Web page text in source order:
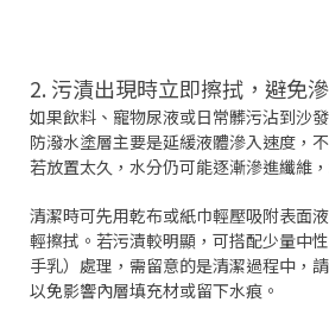
2. 污漬出現時立即擦拭，避免
如果飲料、寵物尿液或日常髒污沾到沙
防潑水塗層主要是延緩液體滲入速度，
若放置太久，水分仍可能逐漸滲進纖維
清潔時可先用乾布或紙巾輕壓吸附表面
輕擦拭。若污漬較明顯，可搭配少量中
手乳）處理，需留意的是清潔過程中，
以免影響內層填充材或留下水痕。